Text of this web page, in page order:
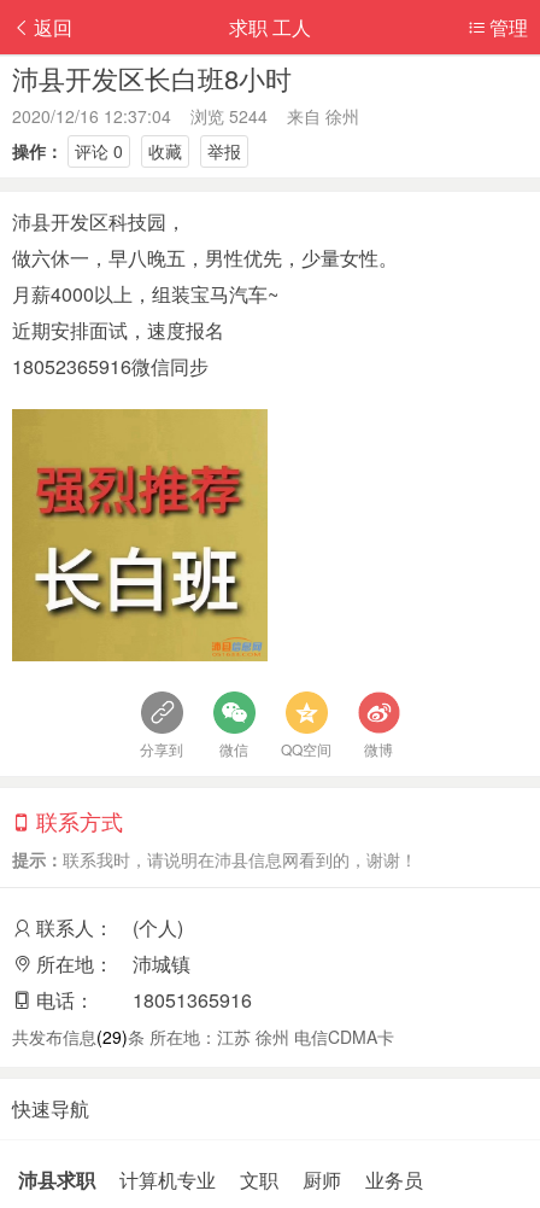
返回 管理
求职 工人
沛县开发区长白班8小时
2020/12/16 12:37:04 浏览 5244 来自 徐州
操作：
评论 0 收藏 举报
沛县开发区科技园，
做六休一，早八晚五，男性优先，少量女性。
月薪4000以上，组装宝马汽车~
近期安排面试，速度报名
18052365916微信同步
分享到 微信 QQ空间 微博
联系方式
提示： 联系我时，请说明在沛县信息网看到的，谢谢！
联系人：
(个人)
所在地：
沛城镇
电话：
18051365916
共发布信息(29)条 所在地：江苏 徐州 电信CDMA卡
快速导航
沛县求职 计算机专业 文职 厨师
业务员